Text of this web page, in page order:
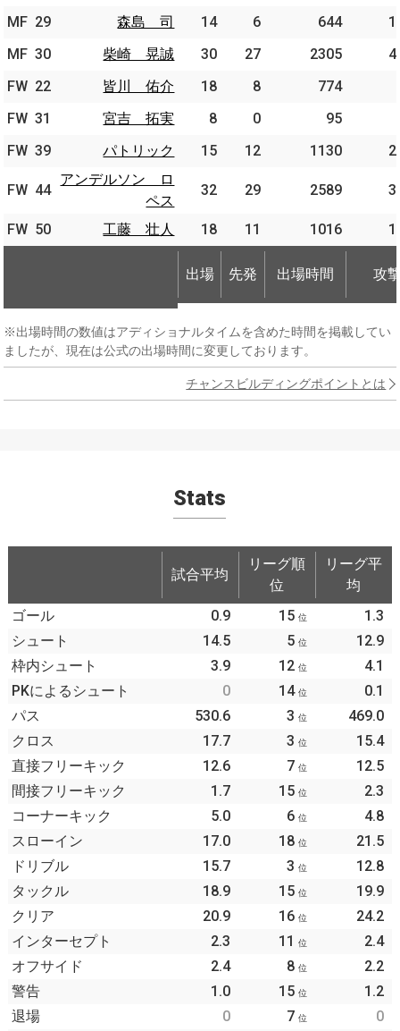
MF 29 森島 司 14 6 644
MF 30 柴崎 晃誠 30 27 2305
FW 22 皆川 佑介 18 8 774
FW 31 宮吉 拓実 8 0 95
FW 39 パトリック 15 12 1130
FW 44
アンデルソン ロ
ペス
32 29 2589
FW 50 工藤 壮人 18 11 1016
出場 先発 出場時間 攻
MF 29
森島 司
MF 30
柴崎 晃誠
FW 22
皆川 佑介
FW 31
宮吉 拓実
FW 39 パトリック
FW 44
アンデルソン ロ
ペス
FW 50 工藤 壮人
※出場時間の数値はアディショナルタイムを含めた時間を掲載してい
ましたが、現在は公式の出場時間に変更しております。
チャンスビルディングポイントとは
Stats
試合平均
リーグ順
位
リーグ平
均
ゴール
0.9 15位
1.3
シュート
14.5 5位
12.9
枠内シュート
3.9 12位
4.1
PKによるシュート
0 14位
0.1
パス
530.6 3位
469.0
クロス
17.7 3位
15.4
直接フリーキック
12.6 7位
12.5
間接フリーキック
1.7 15位
2.3
コーナーキック
5.0 6位
4.8
スローイン
17.0 18位
21.5
ドリブル
15.7 3位
12.8
タックル
18.9 15位
19.9
クリア
20.9 16位
24.2
インターセプト
2.3 11位
2.4
オフサイド
2.4 8位
2.2
警告
1.0 15位
1.2
退場
0 7位
0